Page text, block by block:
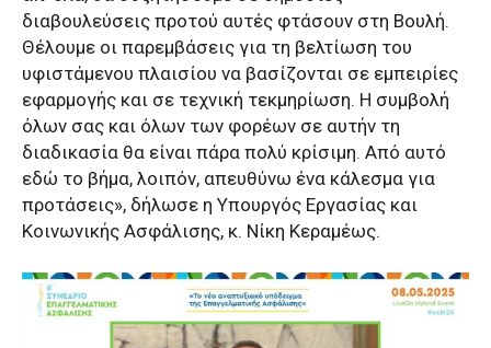
διαβουλεύσεις προτού αυτές φτάσουν στη Βουλή.
Θέλουμε οι παρεμβάσεις για τη βελτίωση του
υφιστάμενου πλαισίου να βασίζονται σε εμπειρίες
εφαρμογής και σε τεχνική τεκμηρίωση. Η συμβολή
όλων σας και όλων των φορέων σε αυτήν τη
διαδικασία θα είναι πάρα πολύ κρίσιμη. Από αυτό
εδώ το βήμα, λοιπόν, απευθύνω ένα κάλεσμα για
προτάσεις», δήλωσε η Υπουργός Εργασίας και
Κοινωνικής Ασφάλισης, κ. Νίκη Κεραμέως.